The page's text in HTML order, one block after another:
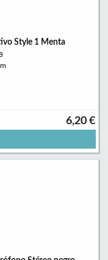
Style 1 Menta
6,20 €